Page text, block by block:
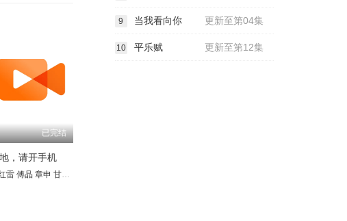
昌 张黎明 洪融 宋世英
已完结
，请开手机
雷 傅晶 章申 甘婷婷
更新至第04集
9 当我看向你
更新至第12集
10 平乐赋